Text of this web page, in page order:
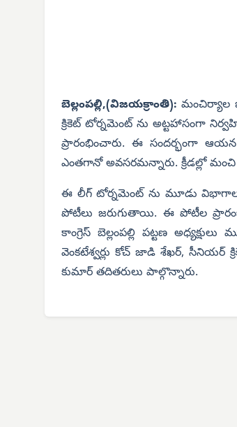
బెల్లంపల్లి,(విజయక్రాంతి): మంచిర్యాల
క్రికెట్ టోర్నమెంట్ ను అట్టహాసంగా
ప్రారంభించారు. ఈ సందర్భంగా ఆయన
ఎంతగానో అవసరమన్నారు. క్రీడల్లో మంచి
ఈ లీగ్ టోర్నమెంట్ ను మూడు
పోటీలు జరుగుతాయి. ఈ పోటీల
కాంగ్రెస్ బెల్లంపల్లి పట్టణ
వెంకటేశ్వర్లు కోచ్ జాడి శేఖర్, సీనియర్
కుమార్ తదితరులు పాల్గొన్నారు.